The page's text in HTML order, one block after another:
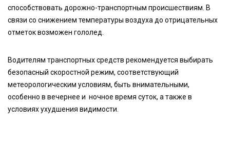
способствовать дорожно-транспортным происшествиям. В
связи со снижением температуры воздуха до отрицательных
отметок возможен гололед.
Водителям транспортных средств рекомендуется выбирать
безопасный скоростной режим, соответствующий
метеорологическим условиям, быть внимательными,
особенно в вечернее и ночное время суток, а также в
условиях ухудшения видимости.